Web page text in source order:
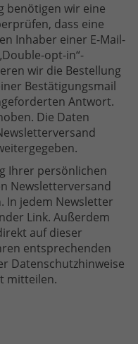
benötigen wir eine
dass eine
Inhaber einer E-Mail-
opt-in“-
wir die Bestellung
Bestätigungsmail
Antwort.
Die Daten
Ihrer persönlichen
Newsletterversand
In jedem Newsletter
Link. Außerdem
auf dieser
entsprechenden
Datenschutzhinweise
mitteilen.